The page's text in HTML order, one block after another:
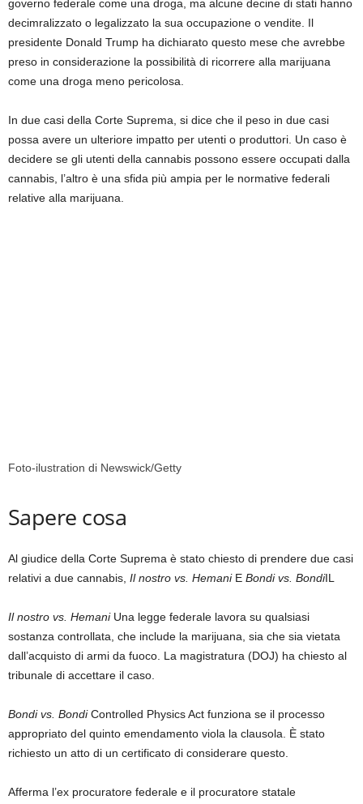
governo federale come una droga, ma alcune decine di stati hanno
decimralizzato o legalizzato la sua occupazione o vendite. Il
presidente Donald Trump ha dichiarato questo mese che avrebbe
preso in considerazione la possibilità di ricorrere alla marijuana
come una droga meno pericolosa.
In due casi della Corte Suprema, si dice che il peso in due casi
possa avere un ulteriore impatto per utenti o produttori. Un caso è
decidere se gli utenti della cannabis possono essere occupati dalla
cannabis, l’altro è una sfida più ampia per le normative federali
relative alla marijuana.
Foto-ilustration di Newswick/Getty
Sapere cosa
Al giudice della Corte Suprema è stato chiesto di prendere due casi
relativi a due cannabis, Il nostro vs. HemaniE Bondi vs. BondiIL
Il nostro vs. HemaniUna legge federale lavora su qualsiasi
sostanza controllata, che include la marijuana, sia che sia vietata
dall’acquisto di armi da fuoco. La magistratura (DOJ) ha chiesto al
tribunale di accettare il caso.
Bondi vs. BondiControlled Physics Act funziona se il processo
appropriato del quinto emendamento viola la clausola. È stato
richiesto un atto di un certificato di considerare questo.
Afferma l’ex procuratore federale e il procuratore statale